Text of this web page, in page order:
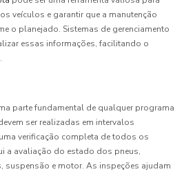
veículos e garantir que a manutenção
o planejado. Sistemas de gerenciamento
essas informações, facilitando o
parte fundamental de qualquer programa
ser realizadas em intervalos
verificação completa de todos os
a avaliação do estado dos pneus,
suspensão e motor. As inspeções ajudam